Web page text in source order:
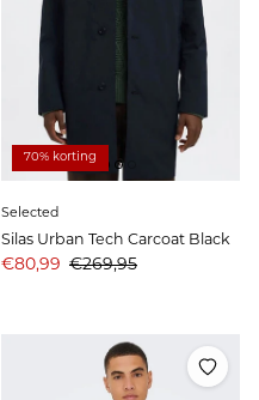
70% korting
Selected
Silas Urban Tech Carcoat Black
Aanbiedingsprijs
€80,99 Prijs
€269,95